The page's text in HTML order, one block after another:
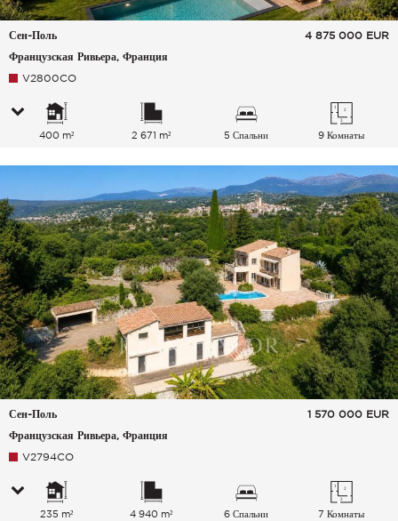
Сен-Поль
Французская Ривьера, Франция
4 875 000 EUR
V2800CO
400 m² 2 671 m² 5 Спальни 9 Комнаты
Сен-Поль
Французская Ривьера, Франция
1 570 000 EUR
V2794CO
235 m² 4 940 m² 6 Спальни 7 Комнаты